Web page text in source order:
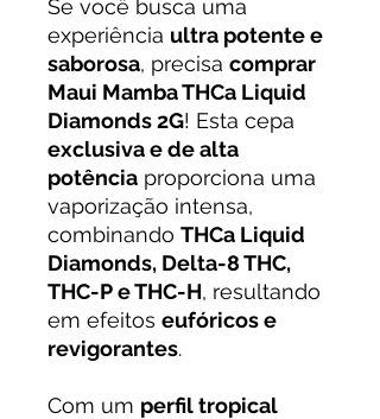
Se você busca uma
experiência ultra potente e
saborosa, precisa comprar
Maui Mamba THCa Liquid
Diamonds 2G! Esta cepa
exclusiva e de alta
potência proporciona uma
vaporização intensa,
combinando THCa Liquid
Diamonds, Delta-8 THC,
THC-P e THC-H, resultando
em efeitos eufóricos e
revigorantes.
Com um perfil tropical